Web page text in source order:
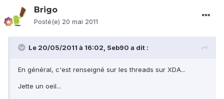
Brigo
Posté(e) 20 mai 2011
Le 20/05/2011 à 16:02, Seb90 a dit :
En général, c'est renseigné sur les threads sur XDA...
Jette un oeil...